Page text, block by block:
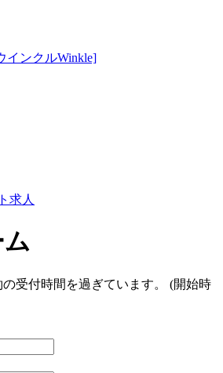
求人
受付時間を過ぎています。 (開始時